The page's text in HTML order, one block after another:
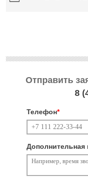
Отправить
8
Телефон*